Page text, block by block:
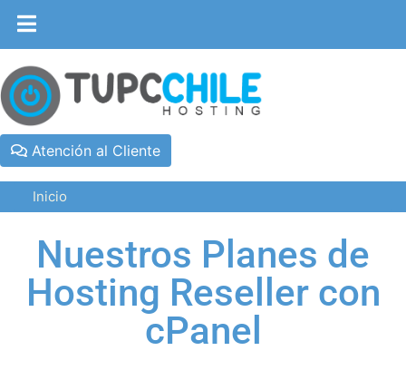
Atención al Cliente
Inicio
Nuestros Planes de
Hosting Reseller con
cPanel